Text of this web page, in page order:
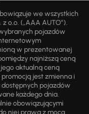
we wszystkich
o.o. („AAA AUTO”).
pojazdów
w prezentowanej
najniższą ceną
aktualną ceną
jest zmienna i
pojazdów
każdego dnia.
obowiązującymi
niej prawa z mocą